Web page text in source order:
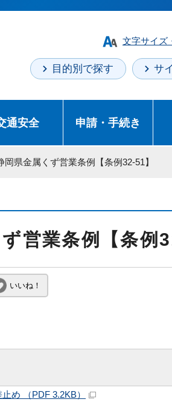
文字サイズ
目的別で探す サ
通安全 申請・手続き
岡県金属くず営業条例【条例32-51】
営業条例【条例
いいね！
め （PDF 3.2KB）